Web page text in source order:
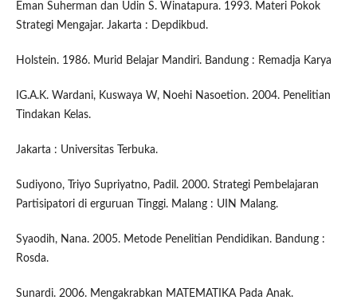
Eman Suherman dan Udin S. Winatapura. 1993. Materi Pokok
Strategi Mengajar. Jakarta : Depdikbud.
Holstein. 1986. Murid Belajar Mandiri. Bandung : Remadja Karya
IG.A.K. Wardani, Kuswaya W, Noehi Nasoetion. 2004. Penelitian
Tindakan Kelas.
Jakarta : Universitas Terbuka.
Sudiyono, Triyo Supriyatno, Padil. 2000. Strategi Pembelajaran
Partisipatori di erguruan Tinggi. Malang : UIN Malang.
Syaodih, Nana. 2005. Metode Penelitian Pendidikan. Bandung :
Rosda.
Sunardi. 2006. Mengakrabkan MATEMATIKA Pada Anak.